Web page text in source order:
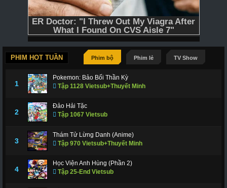
PHIM HOT TUẦN Phim bộ Phim lẻ TV Show
1
Pokemon: Bảo Bối Thần Kỳ
Tập 1128 Vietsub+Thuyết Minh
2
Đảo Hải Tặc
Tập 1067 Vietsub
3
Thám Tử Lừng Danh (Anime)
Tập 970 Vietsub+Thuyết Minh
4
Học Viện Anh Hùng (Phần 2)
Tập 25-End Vietsub